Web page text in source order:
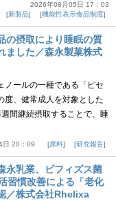
2026年08月05日 17：03
新製品 機能性表示食品制度
の摂取により睡眠の質
ました／森永製菓株式
ノールの一種である「ピセ
度、健常成人を対象とした
間継続摂取することで、睡
日 20：09 原料 研究報告
永乳業、ビフィズス菌
習慣改善による「老化
／株式会社Rhelixa